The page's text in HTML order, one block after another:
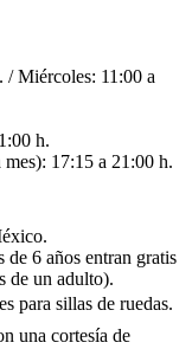
/ Miércoles: 11:00 a
h.
17:15 a 21:00 h.
de 6 años entran gratis
de un adulto).
para sillas de ruedas.
una cortesía de